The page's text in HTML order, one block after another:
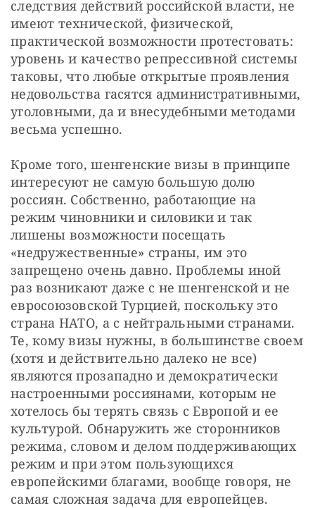
следствия действий российской власти, не
имеют технической, физической,
практической возможности протестовать:
уровень и качество репрессивной системы
таковы, что любые открытые проявления
недовольства гасятся административными,
уголовными, да и внесудебными методами
весьма успешно.
Кроме того, шенгенские визы в принципе
интересуют не самую большую долю
россиян. Собственно, работающие на
режим чиновники и силовики и так
лишены возможности посещать
«недружественные» страны, им это
запрещено очень давно. Проблемы иной
раз возникают даже с не шенгенской и не
евросоюзовской Турцией, поскольку это
страна НАТО, а с нейтральными странами.
Те, кому визы нужны, в большинстве своем
(хотя и действительно далеко не все)
являются прозападно и демократически
настроенными россиянами, которым не
хотелось бы терять связь с Европой и ее
культурой. Обнаружить же сторонников
режима, словом и делом поддерживающих
режим и при этом пользующихся
европейскими благами, вообще говоря, не
самая сложная задача для европейцев.